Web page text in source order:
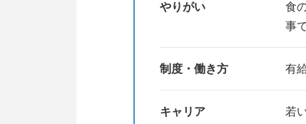
当社は、生産者と消費者をつ
普段何気なく食べているもの
「食品業界ってどんな世界な
ぜひ説明会に来てみてくださ
やりがい
食
事
制度・働き方 有
キャリア
若